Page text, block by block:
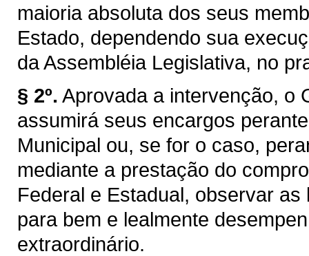
maioria absoluta dos seus
Estado, dependendo sua
da Assembléia Legislativa, no
§ 2º. Aprovada a intervenção, o
assumirá seus encargos
Municipal ou, se for o caso,
mediante a prestação do
Federal e Estadual, observar
para bem e lealmente
extraordinário.